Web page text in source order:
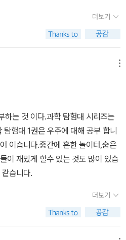
과학 탐험을 떠나는 내용이다. 천방
이터 옆 숲으로 들어선다. 그리고 비
한 젤리가 입에 들어오게 된다. 그
후 우주와 지구에
장 정 박사(일명 카오스)를 만나게
와 함께 문제의 젤리(젤리 모양을
를 찾으러 우주로 향한다. 읽는
이 책의 하이라이트는 3장 ‘신비한
양의 특성, 태양이 지구에 주는 영향
은 얼마나 뜨거울까? 태양은 중심부
온도가 낮아진다. 중심에 있는 핵의
6,000 °C 이다. 하지만 표면을 덮
올라가 무려 수백만 °C까지 측정되
양 덕분에 지구의 수많은 생명체가
주정거장, 수성, 금성, 화성, 소행성,
더보기
하는 것 이다.과학 탐험대 시리즈는
험대 1권은 우주에 대해 공부 합니
이습니다.중간에 흔한 놀이터,숨은
이 재밌게 할수 있는 것도 많이 있습
습니다.
더보기